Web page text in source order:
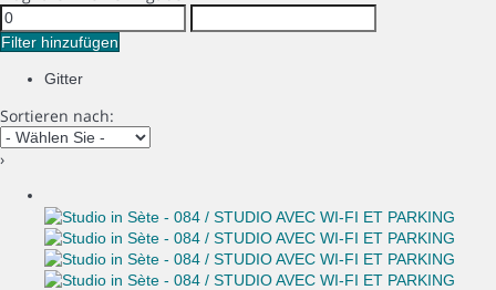
Filter hinzufügen
Gitter
Sortieren nach:
›